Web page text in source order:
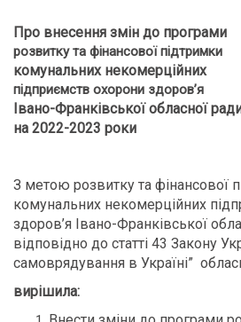
Про внесення змін до програми
розвитку та фінансової підтримки
комунальних некомерційних
підприємств охорони здоров’я
Івано-Франківської обласної
на 2022-2023 роки
З метою розвитку та фінансової
комунальних некомерційних
здоров’я Івано-Франківської
відповідно до статті 43 Закону
самоврядування в Україні”
вирішила: